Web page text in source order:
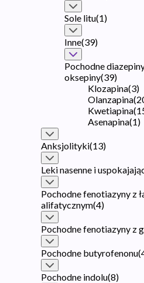
Sole litu(1)
Inne(39)
Pochodne
oksepiny(39)
Klozapina(3)
Olanzapina(
Kwetiapina(
Asenapina(1)
Anksjolityki(13)
Leki nasenne i
Pochodne fenotiazyny z
alifatycznym(4)
Pochodne fenotiazyny z
Pochodne butyrofenonu(
Pochodne indolu(8)